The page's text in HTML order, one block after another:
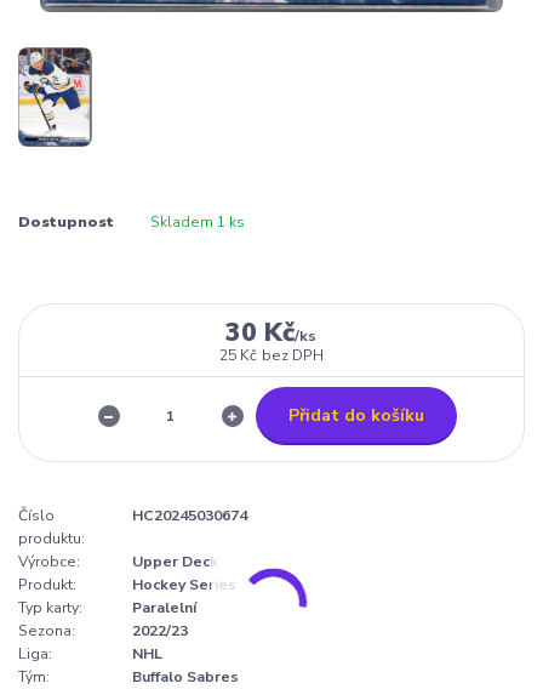
Dostupnost Skladem 1 ks
30 Kč/ks
25 Kč bez DPH
Přidat do košíku
Číslo
produktu:
HC20245030674
Výrobce:
Upper Deck
Produkt:
Hockey Series
Typ karty:
Paralelní
Sezona:
2022/23
Liga:
NHL
Tým:
Buffalo Sabres